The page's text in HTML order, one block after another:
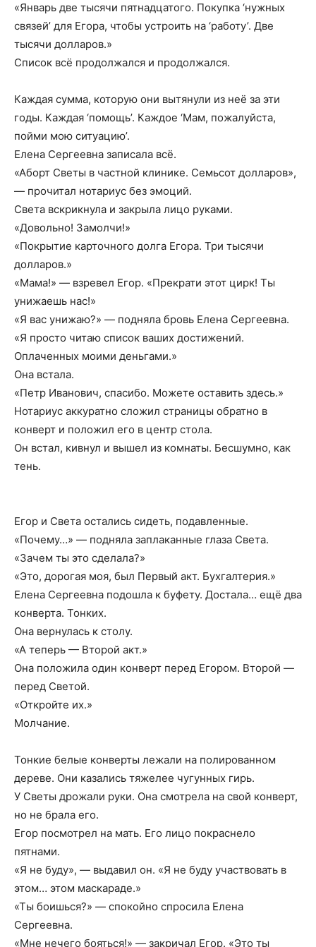
«Январь две тысячи пятнадцатого. Покупка ‘нужных
связей’ для Егора, чтобы устроить на ‘работу’. Две
тысячи долларов.»
Список всё продолжался и продолжался.
Каждая сумма, которую они вытянули из неё за эти
годы. Каждая ‘помощь’. Каждое ‘Мам, пожалуйста,
пойми мою ситуацию’.
Елена Сергеевна записала всё.
«Аборт Светы в частной клинике. Семьсот долларов»,
— прочитал нотариус без эмоций.
Света вскрикнула и закрыла лицо руками.
«Довольно! Замолчи!»
«Покрытие карточного долга Егора. Три тысячи
долларов.»
«Мама!» — взревел Егор. «Прекрати этот цирк! Ты
унижаешь нас!»
«Я вас унижаю?» — подняла бровь Елена Сергеевна.
«Я просто читаю список ваших достижений.
Оплаченных моими деньгами.»
Она встала.
«Петр Иванович, спасибо. Можете оставить здесь.»
Нотариус аккуратно сложил страницы обратно в
конверт и положил его в центр стола.
Он встал, кивнул и вышел из комнаты. Бесшумно, как
тень.
Егор и Света остались сидеть, подавленные.
«Почему…» — подняла заплаканные глаза Света.
«Зачем ты это сделала?»
«Это, дорогая моя, был Первый акт. Бухгалтерия.»
Елена Сергеевна подошла к буфету. Достала… ещё два
конверта. Тонких.
Она вернулась к столу.
«А теперь — Второй акт.»
Она положила один конверт перед Егором. Второй —
перед Светой.
«Откройте их.»
Молчание.
Тонкие белые конверты лежали на полированном
дереве. Они казались тяжелее чугунных гирь.
У Светы дрожали руки. Она смотрела на свой конверт,
но не брала его.
Егор посмотрел на мать. Его лицо покраснело
пятнами.
«Я не буду», — выдавил он. «Я не буду участвовать в
этом… этом маскараде.»
«Ты боишься?» — спокойно спросила Елена
Сергеевна.
«Мне нечего бояться!» — закричал Егор. «Это ты